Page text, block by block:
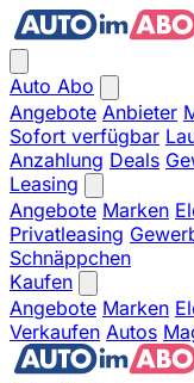
Auto Abo
Angebote Anbieter
Sofort verfügbar
Anzahlung Deals
Leasing
Angebote Marken
Privatleasing
Schnäppchen
Kaufen
Angebote Marken
Verkaufen Autos